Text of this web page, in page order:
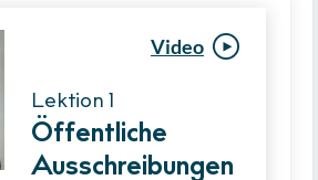
Video
Lektion 1
Öffentliche
Ausschreibungen